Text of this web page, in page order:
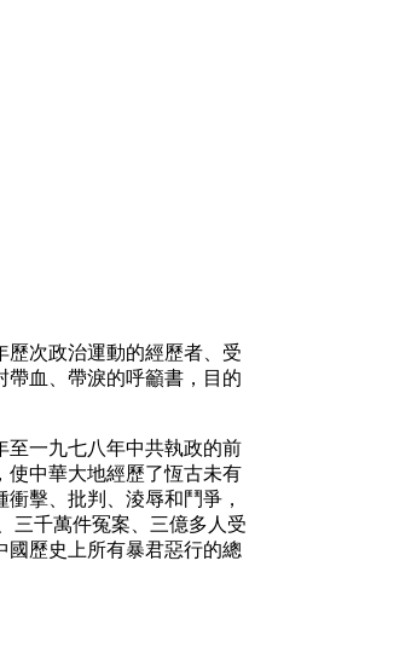
歷次政治運動的經歷者、受
帶血、帶淚的呼籲書，目的
至一九七八年中共執政的前
使中華大地經歷了恆古未有
擊、批判、淩辱和鬥爭，
三千萬件冤案、三億多人受
國歷史上所有暴君惡行的總